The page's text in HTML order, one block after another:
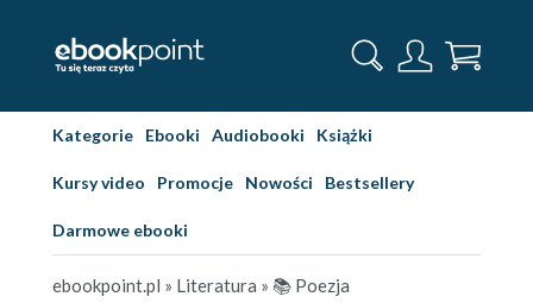
Kategorie Ebooki Audiobooki Książki
Kursy video Promocje Nowości Bestsellery
Darmowe ebooki
ebookpoint.pl » Literatura » 📚 Poezja